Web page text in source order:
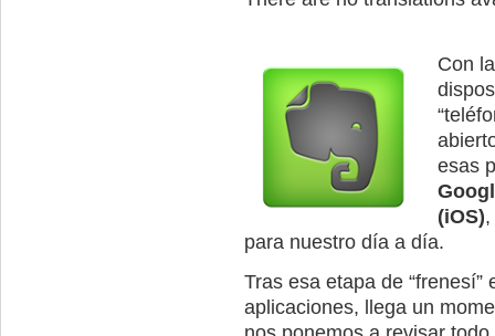
Con
esas
(iOS)
para nuestro día a día.
Tras esa etapa de
aplicaciones, llega un